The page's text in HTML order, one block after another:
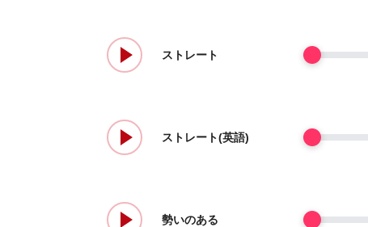
ストレート
ストレート(英語)
勢いのある